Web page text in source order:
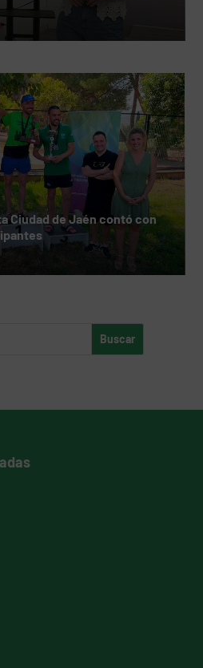
Ciudad de Jaén contó con